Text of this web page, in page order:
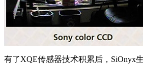
有了XQE传感器技术积累后，SiOnyx